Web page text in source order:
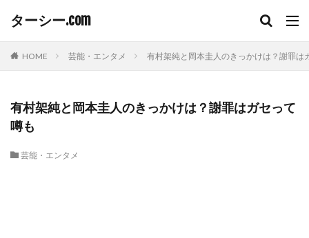
ターシー.com
HOME 芸能・エンタメ 有村架純と岡本圭人のきっかけは？謝罪は
有村架純と岡本圭人のきっかけは？謝罪はガセって
噂も
芸能・エンタメ